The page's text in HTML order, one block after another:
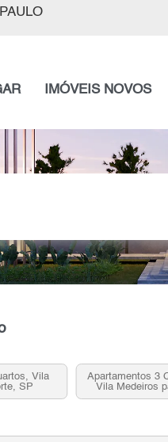
IMÓVEIS NOVOS
Vila
SP
Apartamentos 3
Vila Medeiros